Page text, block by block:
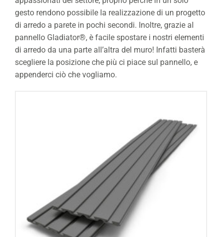
gesto rendono possibile la realizzazione di un progetto
di arredo a parete in pochi secondi. Inoltre, grazie al
pannello Gladiator®, è facile spostare i nostri elementi
di arredo da una parte all’altra del muro! Infatti basterà
scegliere la posizione che più ci piace sul pannello, e
appenderci ciò che vogliamo.